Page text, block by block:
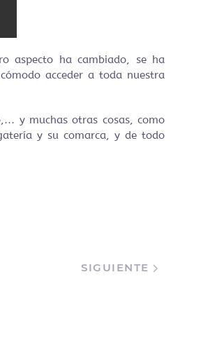
aspecto ha cambiado, se ha
acceder a toda nuestra
y muchas otras cosas, como
y su comarca, y de todo
SIGUIENTE